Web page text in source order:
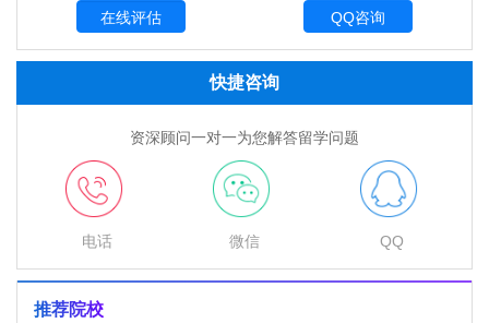
QQ咨询
快捷咨询
资深顾问一对一为您解答留学问题
电话 微信 QQ
推荐院校